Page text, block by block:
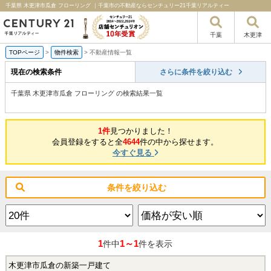
千葉県 木更津市瓜倉 フローリング ｜千葉市の不動産ならセンチュリー21千葉リアルティー
千葉 木更津
TOPページ > 物件検索 > 不動産情報一覧
現在の検索条件 さらに条件を絞り込む
千葉県 木更津市瓜倉 フローリング の検索結果一覧
1件見つかりました！
会員登録をすると全4644件の中から探せます。
今すぐ見る
条件を絞り込む
1件中1～1件を表示
木更津市瓜倉の新築一戸建て